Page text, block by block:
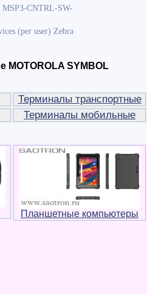
CNTRL-SW-
(per user) Zebra
SYMBOL
Терминалы транспортные
Терминалы мобильные
Планшетные компьютеры